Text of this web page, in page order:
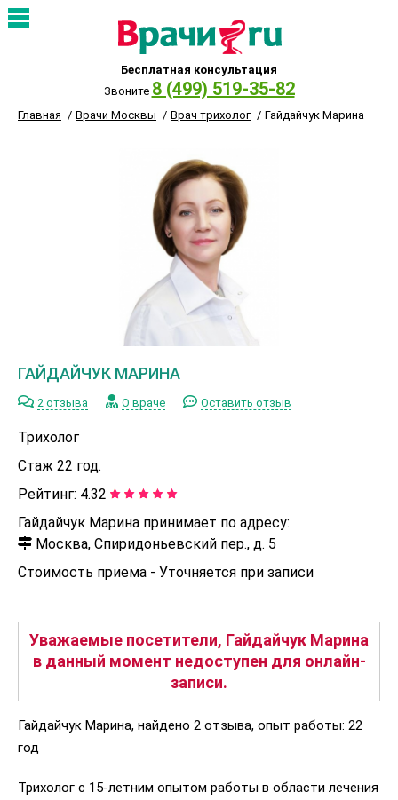
Бесплатная консультация
Звоните 8 (499) 519-35-82
Главная Врачи Москвы Врач трихолог Гайдайчук Марина
ГАЙДАЙЧУК МАРИНА
2 отзыва О враче Оставить отзыв
Трихолог
Стаж 22 год.
Рейтинг: 4.32
Гайдайчук Марина принимает по адресу:
Москва, Спиридоньевский пер., д. 5
Стоимость приема - Уточняется при записи
Уважаемые посетители, Гайдайчук Марина
в данный момент недоступен для онлайн-
записи.
Гайдайчук Марина, найдено 2 отзыва, опыт работы: 22
год
Трихолог с 15-летним опытом работы в области лечения